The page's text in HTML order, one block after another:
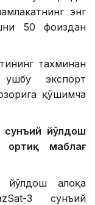
энг
50 фоиздан
тахминан
экспорт
қўшимча
йўлдош
маблағ
йўлдош алоқа
3 сунъий